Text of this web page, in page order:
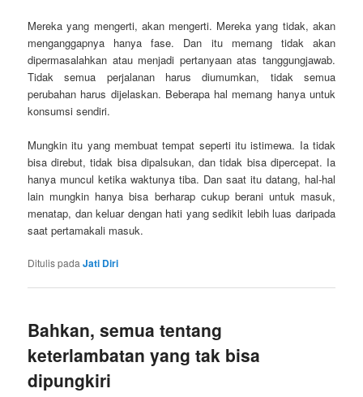
Mereka yang mengerti, akan mengerti. Mereka yang tidak, akan
menganggapnya hanya fase. Dan itu memang tidak akan
dipermasalahkan atau menjadi pertanyaan atas tanggungjawab.
Tidak semua perjalanan harus diumumkan, tidak semua
perubahan harus dijelaskan. Beberapa hal memang hanya untuk
konsumsi sendiri.
Mungkin itu yang membuat tempat seperti itu istimewa. Ia tidak
bisa direbut, tidak bisa dipalsukan, dan tidak bisa dipercepat. Ia
hanya muncul ketika waktunya tiba. Dan saat itu datang, hal-hal
lain mungkin hanya bisa berharap cukup berani untuk masuk,
menatap, dan keluar dengan hati yang sedikit lebih luas daripada
saat pertamakali masuk.
Ditulis pada Jati Diri
Bahkan, semua tentang
keterlambatan yang tak bisa
dipungkiri